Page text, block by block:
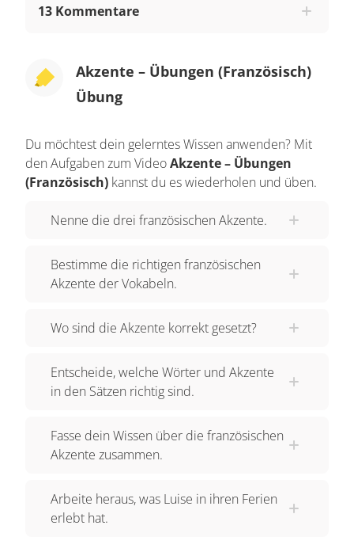
13 Kommentare
Akzente – Übungen (Französisch)
Übung
Du möchtest dein gelerntes Wissen anwenden? Mit
den Aufgaben zum VideoAkzente – Übungen
(Französisch) kannst du es wiederholen und üben.
Nenne die drei französischen Akzente.
Bestimme die richtigen französischen
Akzente der Vokabeln.
Wo sind die Akzente korrekt gesetzt?
Entscheide, welche Wörter und Akzente
in den Sätzen richtig sind.
Fasse dein Wissen über die französischen
Akzente zusammen.
Arbeite heraus, was Luise in ihren Ferien
erlebt hat.